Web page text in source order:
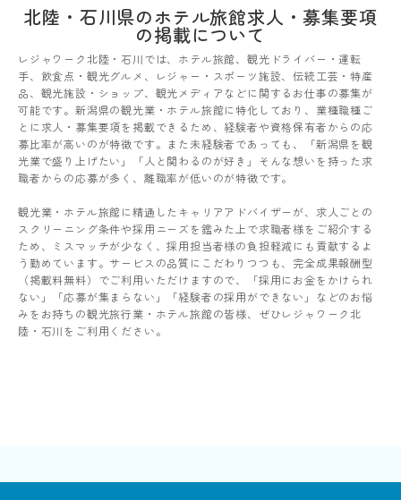
北陸・石川県のホテル旅館求人・募集要項
の掲載について
レジャワーク北陸・石川では、ホテル旅館、観光ドライバー・運転
手、飲食点・観光グルメ、レジャー・スポーツ施設、伝統工芸・特産
品、観光施設・ショップ、観光メディアなどに関するお仕事の募集が
可能です。新潟県の観光業・ホテル旅館に特化しており、業種職種ご
とに求人・募集要項を掲載できるため、経験者や資格保有者からの応
募比率が高いのが特徴です。また未経験者であっても、「新潟県を観
光業で盛り上げたい」「人と関わるのが好き」そんな想いを持った求
職者からの応募が多く、離職率が低いのが特徴です。
観光業・ホテル旅館に精通したキャリアアドバイザーが、求人ごとの
スクリーニング条件や採用ニーズを鑑みた上で求職者様をご紹介する
ため、ミスマッチが少なく、採用担当者様の負担軽減にも貢献するよ
う勤めています。サービスの品質にこだわりつつも、完全成果報酬型
（掲載料無料）でご利用いただけますので、「採用にお金をかけられ
ない」「応募が集まらない」「経験者の採用ができない」などのお悩
みをお持ちの観光旅行業・ホテル旅館の皆様、ぜひレジャワーク北
陸・石川をご利用ください。